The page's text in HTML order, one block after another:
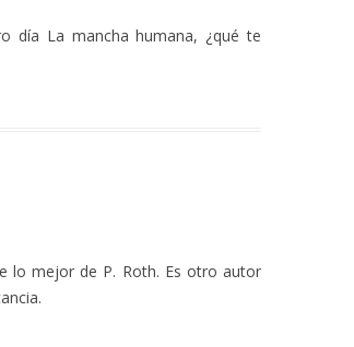
día La mancha humana, ¿qué te
lo mejor de P. Roth. Es otro autor